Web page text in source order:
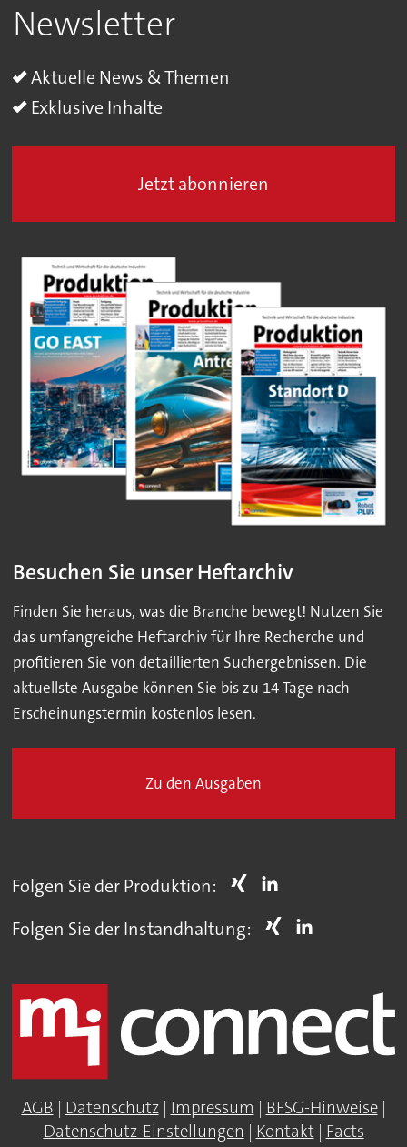
Newsletter
Aktuelle News & Themen
Exklusive Inhalte
Jetzt abonnieren
Besuchen Sie unser Heftarchiv
Finden Sie heraus, was die Branche bewegt! Nutzen Sie
das umfangreiche Heftarchiv für Ihre Recherche und
profitieren Sie von detaillierten Suchergebnissen. Die
aktuellste Ausgabe können Sie bis zu 14 Tage nach
Erscheinungstermin kostenlos lesen.
Zu den Ausgaben
Folgen Sie der Produktion:
Folgen Sie der Instandhaltung:
AGB | Datenschutz| Impressum | BFSG-Hinweise|
Datenschutz-Einstellungen | Kontakt| Facts